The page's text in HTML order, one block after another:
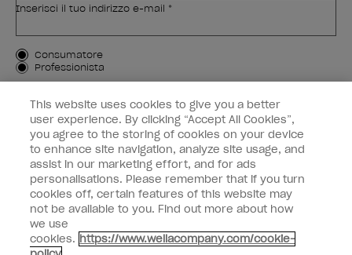
Inserisci il tuo indirizzo e-mail *
Tipo di cliente
Consumatore
Professionista
ISCRIVIMI
Informazioni per i clienti
OPI & voi
instagramfacebook
This website uses cookies to give you a better
user experience. By clicking “Accept All Cookies”,
you agree to the storing of cookies on your device
to enhance site navigation, analyze site usage, and
assist in our marketing effort, and for ads
personalisations. Please remember that if you turn
cookies off, certain features of this website may
not be available to you. Find out more about how
we use
cookies. https://www.wellacompany.com/cookie-